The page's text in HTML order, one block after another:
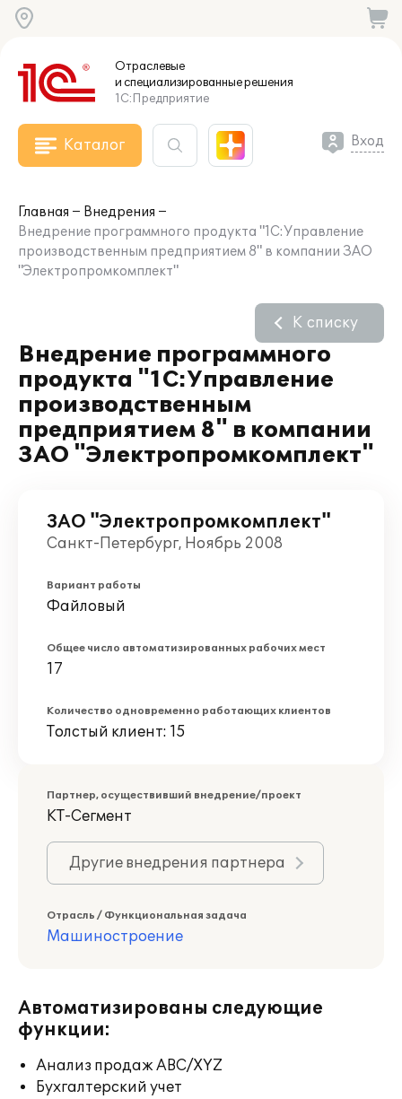
Отраслевые
и специализированныерешения
1С:Предприятие
Каталог Вход
Главная
Внедрения
Внедрение программного продукта "1С:Управление
производственным предприятием 8" в компании ЗАО
"Электропромкомплект"
Внедрение программного
продукта "1С:Управление
производственным
предприятием 8" в компании
ЗАО "Электропромкомплект"
К списку
ЗАО "Электропромкомплект"
Санкт-Петербург, Ноябрь 2008
Вариант работы
Файловый
Общее число автоматизированных рабочих мест
17
Количество одновременно работающих клиентов
Толстый клиент: 15
Партнер, осуществивший внедрение/проект
КТ-Сегмент
Другие внедрения партнера
Отрасль / Функциональная задача
Машиностроение
Автоматизированы следующие
функции:
Анализ продаж ABC/XYZ
Бухгалтерский учет